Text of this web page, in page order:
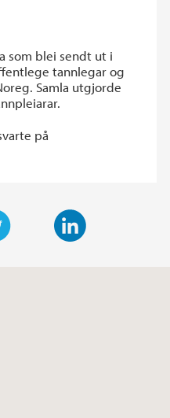
som blei sendt ut i
tannlegar og
Samla utgjorde
på